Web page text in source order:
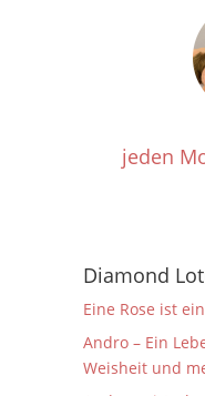
jeden
Diamond
Eine Rose ist
Andro – Ein
Weisheit und